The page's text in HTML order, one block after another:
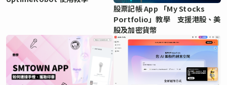
股票記帳 App 「My Stocks
Portfolio」教學 支援港股、美
股及加密貨幣